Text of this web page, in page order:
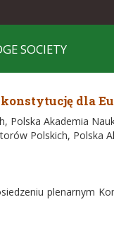
SOCIETY
dla
Polska Akademia
Polskich, Polska
plenarnym